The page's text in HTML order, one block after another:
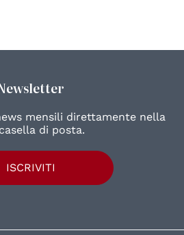
mensili direttamente nella
di posta.
ISCRIVITI